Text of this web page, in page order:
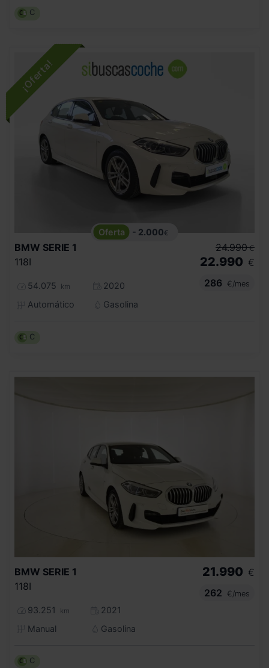
C
- 2.000€
BMW SERIE 1
118I
54.075 km
2020
Automático
Gasolina
24.990 €
22.990 €
286
€/mes
C
BMW SERIE 1
118I
93.251 km
2021
Manual
Gasolina
21.990 €
262
€/mes
C